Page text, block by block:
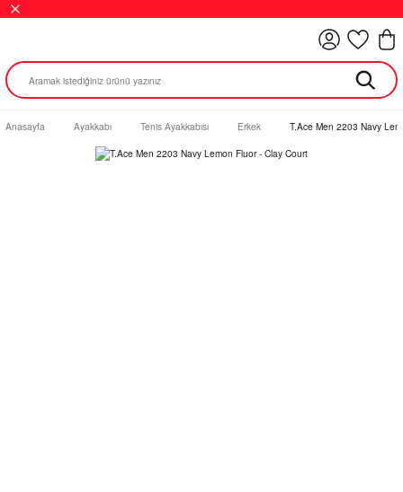
Anasayfa Ayakkabı Tenis Ayakkabısı Erkek T.Ace Men 2203 Navy